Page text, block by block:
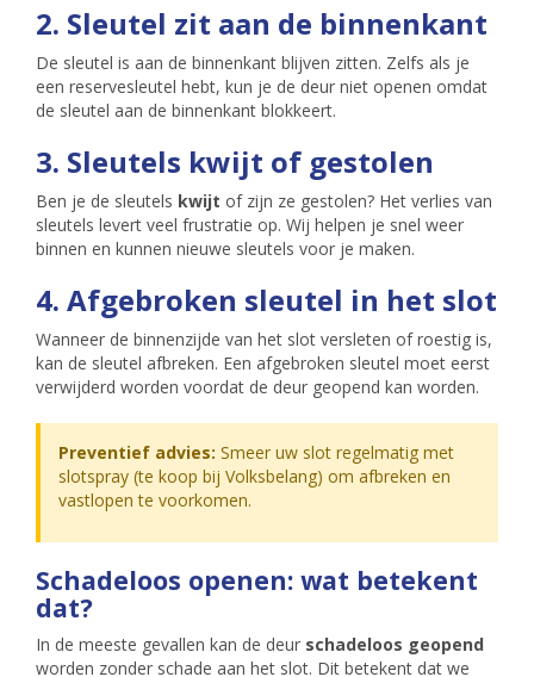
2. Sleutel zit aan de binnenkant
De sleutel is aan de binnenkant blijven zitten. Zelfs als je
een reservesleutel hebt, kun je de deur niet openen omdat
de sleutel aan de binnenkant blokkeert.
3. Sleutels kwijt of gestolen
Ben je de sleutels kwijt of zijn ze gestolen? Het verlies van
sleutels levert veel frustratie op. Wij helpen je snel weer
binnen en kunnen nieuwe sleutels voor je maken.
4. Afgebroken sleutel in het slot
Wanneer de binnenzijde van het slot versleten of roestig is,
kan de sleutel afbreken. Een afgebroken sleutel moet eerst
verwijderd worden voordat de deur geopend kan worden.
Preventief advies: Smeer uw slot regelmatig met
slotspray (te koop bij Volksbelang) om afbreken en
vastlopen te voorkomen.
Schadeloos openen: wat betekent
dat?
In de meeste gevallen kan de deur schadeloos geopend
worden zonder schade aan het slot. Dit betekent dat we